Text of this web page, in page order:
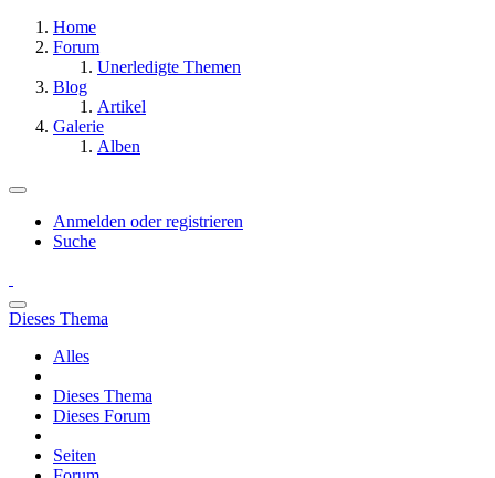
Home
Forum
Unerledigte Themen
Blog
Artikel
Galerie
Alben
Anmelden oder registrieren
Suche
Dieses Thema
Alles
Dieses Thema
Dieses Forum
Seiten